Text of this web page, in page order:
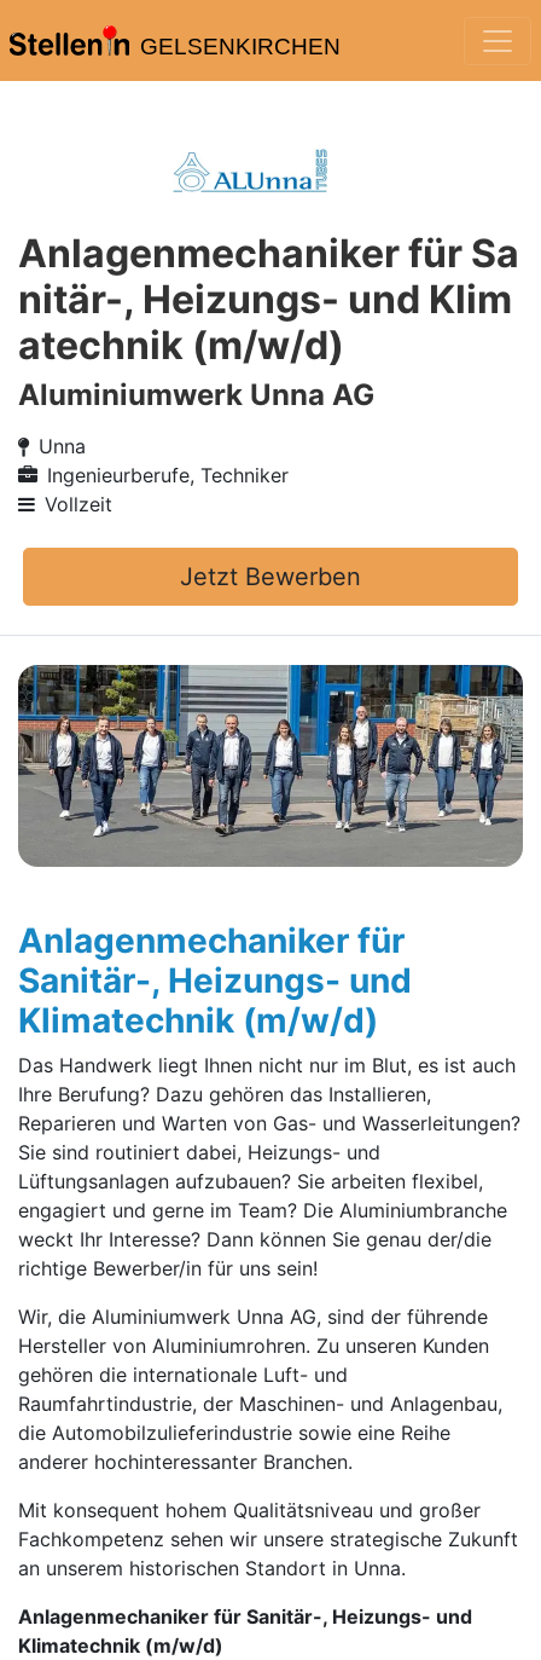
GELSENKIRCHEN
Anlagenmechaniker für Sa
nitär-, Heizungs- und Klim
atechnik (m/w/d)
Aluminiumwerk Unna AG
Unna
Ingenieurberufe, Techniker
Vollzeit
Jetzt Bewerben
Anlagenmechaniker für
Sanitär-, Heizungs- und
Klimatechnik (m/w/d)
Das Handwerk liegt Ihnen nicht nur im Blut, es ist auch
Ihre Berufung? Dazu gehören das Installieren,
Reparieren und Warten von Gas- und Wasserleitungen?
Sie sind routiniert dabei, Heizungs- und
Lüftungsanlagen aufzubauen? Sie arbeiten flexibel,
engagiert und gerne im Team? Die Aluminiumbranche
weckt Ihr Interesse? Dann können Sie genau der/die
richtige Bewerber/in für uns sein!
Wir, die Aluminiumwerk Unna AG, sind der führende
Hersteller von Aluminiumrohren. Zu unseren Kunden
gehören die internationale Luft- und
Raumfahrtindustrie, der Maschinen- und Anlagenbau,
die Automobilzulieferindustrie sowie eine Reihe
anderer hochinteressanter Branchen.
Mit konsequent hohem Qualitätsniveau und großer
Fachkompetenz sehen wir unsere strategische Zukunft
an unserem historischen Standort in Unna.
Anlagenmechaniker für Sanitär-, Heizungs- und
Klimatechnik (m/w/d)